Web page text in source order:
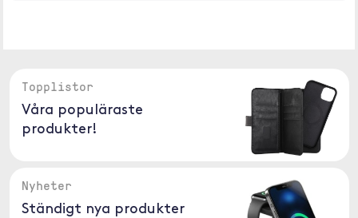
Topplistor
Våra populäraste
produkter!
Nyheter
Ständigt nya produkter